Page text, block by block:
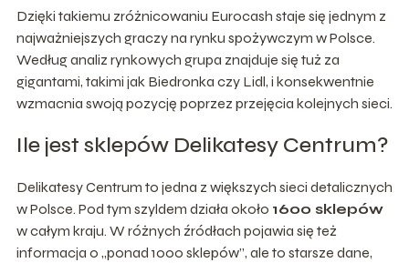
Dzięki takiemu zróżnicowaniu Eurocash staje się jednym z
najważniejszych graczy na rynku spożywczym w Polsce.
Według analiz rynkowych grupa znajduje się tuż za
gigantami, takimi jak Biedronka czy Lidl, i konsekwentnie
wzmacnia swoją pozycję poprzez przejęcia kolejnych sieci.
Ile jest sklepów Delikatesy Centrum?
Delikatesy Centrum to jedna z większych sieci detalicznych
w Polsce. Pod tym szyldem działa około 1600 sklepów
w całym kraju. W różnych źródłach pojawia się też
informacja o „ponad 1000 sklepów”, ale to starsze dane,